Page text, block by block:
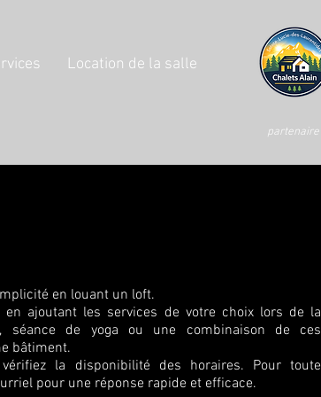
Location de la salle
partenaire
en louant un loft.
en ajoutant les services de votre choix lors de la
séance de yoga ou une combinaison de ces
bâtiment.
la disponibilité des horaires. Pour toute
pour une réponse rapide et efficace.